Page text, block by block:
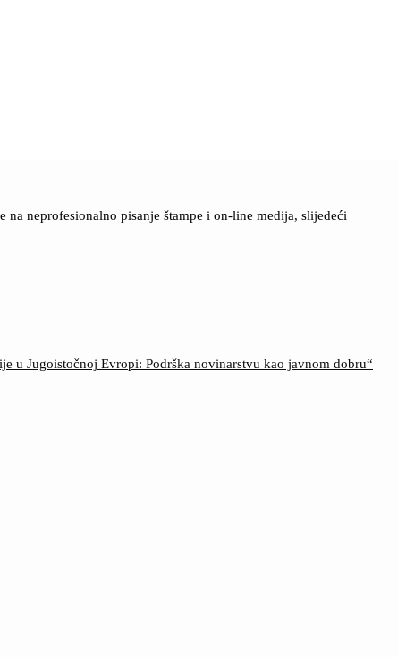
neprofesionalno pisanje štampe i on-line medija, slijedeći
u Jugoistočnoj Evropi: Podrška novinarstvu kao javnom dobru“